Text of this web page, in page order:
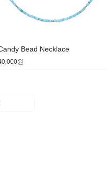
Bead Necklace
원